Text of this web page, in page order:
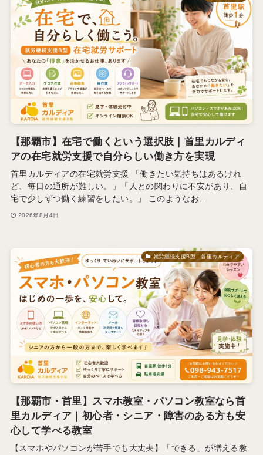
【那覇市】在宅で働くという選択肢｜首里カルディ
アの在宅就労支援で自分らしい働き方を実現
首里カルディアの在宅就労支援 「働きたい気持ちはあるけれ
ど、毎日の通所が難しい。」「人との関わりに不安があり、自
宅で少しずつ働く練習をしたい。」 このようなお…
2026年8月4日
就労継続支援B型｜首里カルディア
【那覇市・首里】スマホ教室・パソコン教室なら首
里カルディア｜初心者・シニア・障害のある方も安
心して学べる教室
【スマホやパソコンが苦手でも大丈夫】「できる」が増える教